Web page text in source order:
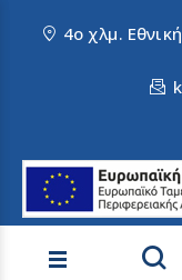
4ο χλμ.
Αναζήτηση προϊόντων